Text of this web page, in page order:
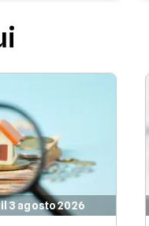
3 agosto 2026